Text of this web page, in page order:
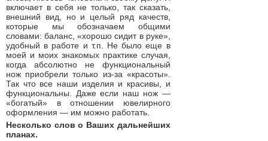
включает в себя не только, так сказать,
внешний вид, но и целый ряд качеств,
которые мы обозначаем общими
словами: баланс, «хорошо сидит в руке»,
удобный в работе и т.п. Не было еще в
моей и моих знакомых практике случая,
когда абсолютно не функциональный
нож приобрели только из-за «красоты».
Так что все наши изделия и красивы, и
функциональны. Даже если наш нож —
«богатый» в отношении ювелирного
оформления — им можно работать.
Несколько слов о Ваших дальнейших
планах.